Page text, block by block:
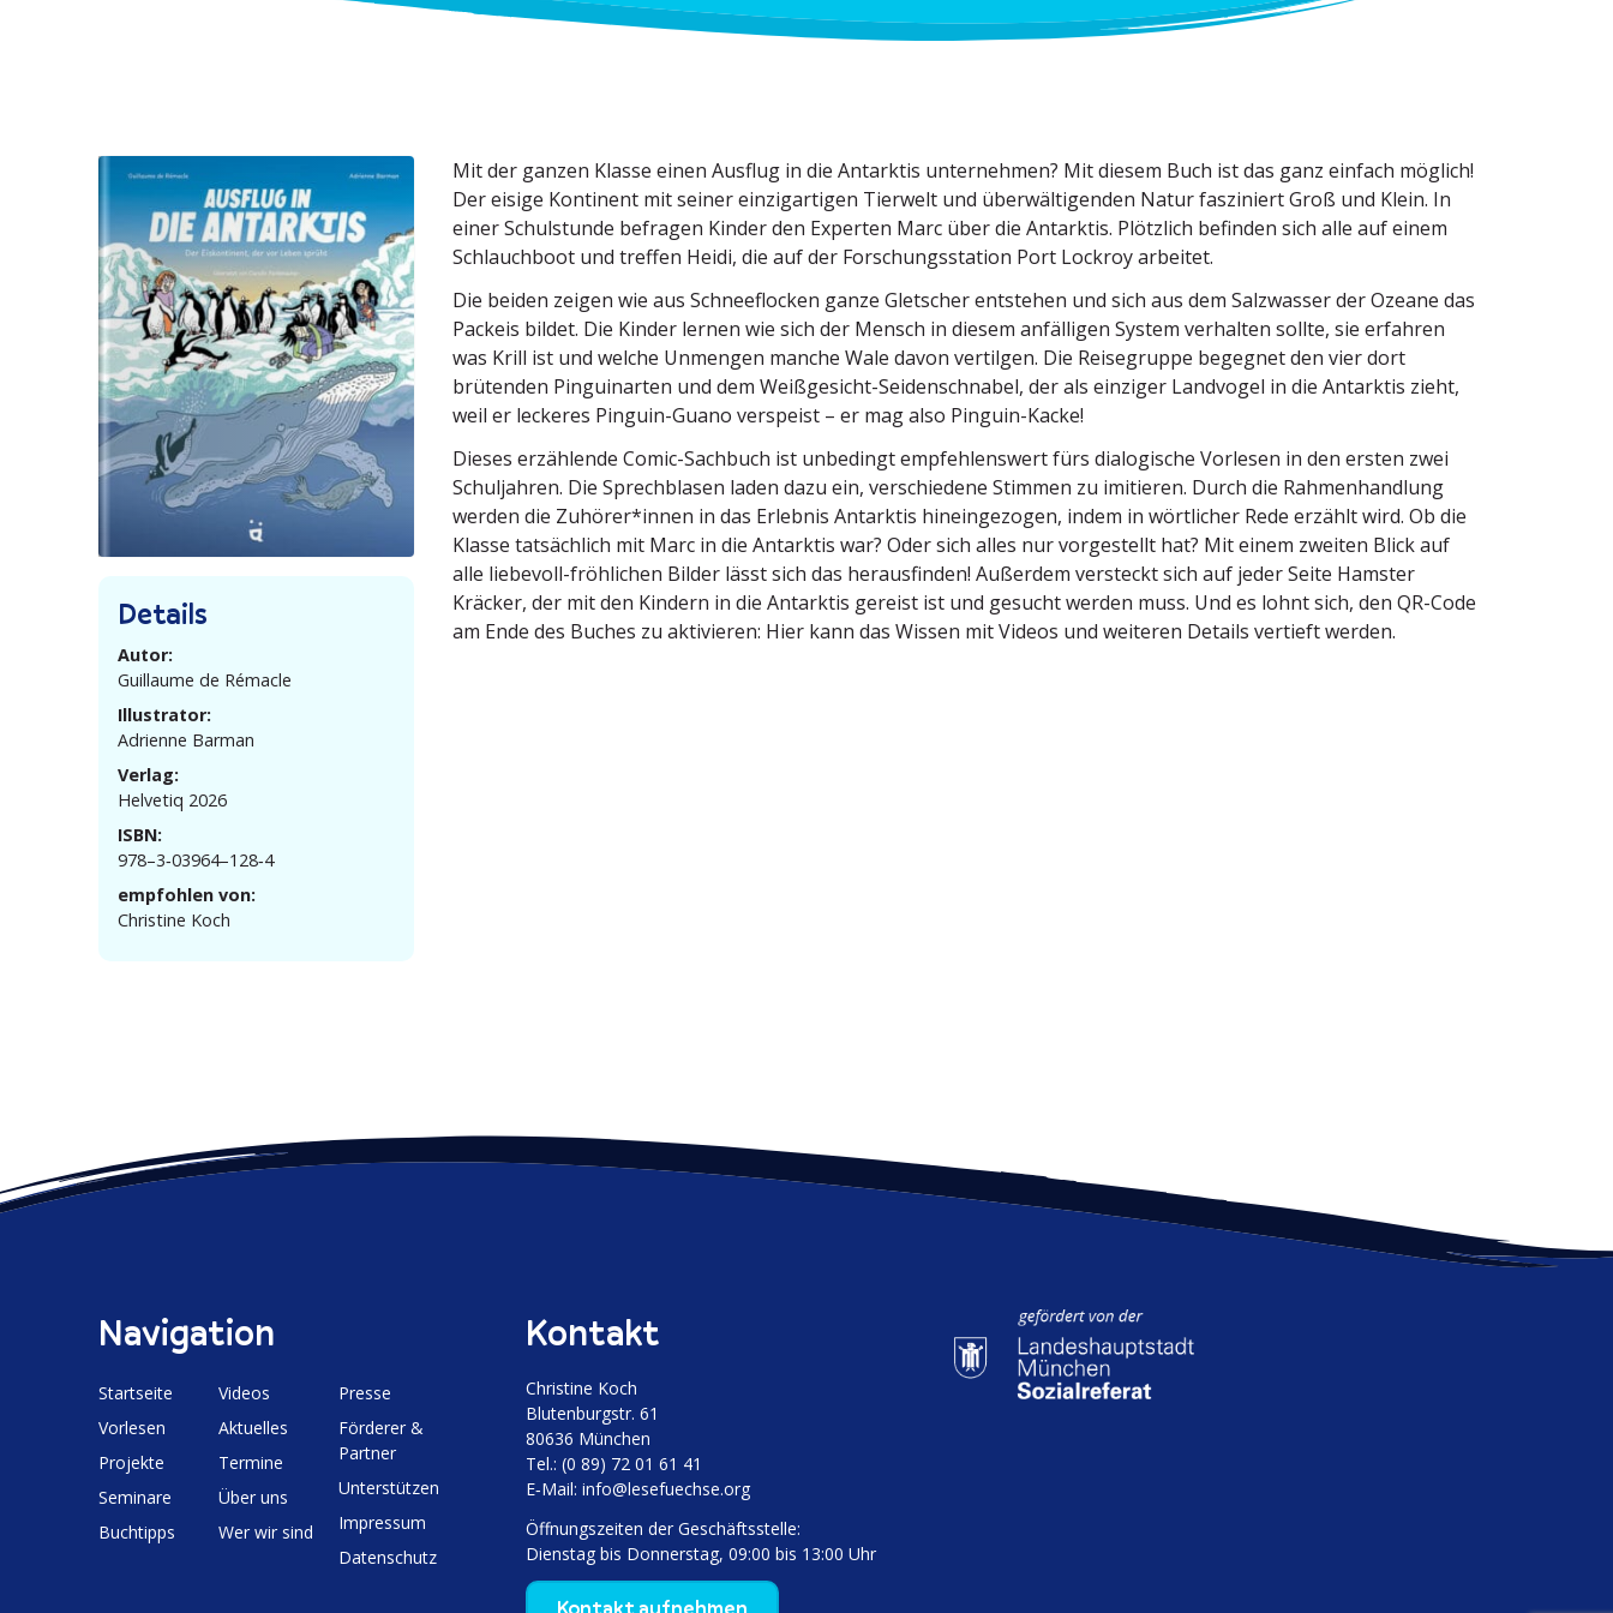
Details
Autor:
Guillaume de Rémacle
Illustrator:
Adrienne Barman
Verlag:
Helvetiq 2026
ISBN:
978–3‑03964–128‑4
empfohlen von:
Christine Koch
Mit der ganzen Klasse einen Ausflug in die Antarktis unter­nehmen? Mit diesem Buch ist das ganz einfach möglich!
Der eisige Kontinent mit seiner einzig­ar­tigen Tierwelt und überwäl­ti­genden Natur faszi­niert Groß und Klein. In
einer Schul­stunde befragen Kinder den Experten Marc über die Antarktis. Plötzlich befinden sich alle auf einem
Schlauchboot und treffen Heidi, die auf der Forschungs­station Port Lockroy arbeitet.
Die beiden zeigen wie aus Schnee­flocken ganze Gletscher entstehen und sich aus dem Salzwasser der Ozeane das
Packeis bildet. Die Kinder lernen wie sich der Mensch in diesem anfäl­ligen System verhalten sollte, sie erfahren
was Krill ist und welche Unmengen manche Wale davon vertilgen. Die Reise­gruppe begegnet den vier dort
brütenden Pinguin­arten und dem Weißge­sicht-Seiden­schnabel, der als einziger Landvogel in die Antarktis zieht,
weil er leckeres Pinguin-Guano verspeist – er mag also Pinguin-Kacke!
Dieses erzäh­lende Comic-Sachbuch ist unbedingt empfeh­lenswert fürs dialo­gische Vorlesen in den ersten zwei
Schul­jahren. Die Sprech­blasen laden dazu ein, verschiedene Stimmen zu imitieren. Durch die Rahmen­handlung
werden die Zuhörer*innen in das Erlebnis Antarktis hinein­ge­zogen, indem in wörtlicher Rede erzählt wird. Ob die
Klasse tatsächlich mit Marc in die Antarktis war? Oder sich alles nur vorge­stellt hat? Mit einem zweiten Blick auf
alle liebevoll-fröhlichen Bilder lässt sich das heraus­finden! Außerdem versteckt sich auf jeder Seite Hamster
Kräcker, der mit den Kindern in die Antarktis gereist ist und gesucht werden muss. Und es lohnt sich, den QR-Code
am Ende des Buches zu aktivieren: Hier kann das Wissen mit Videos und weiteren Details vertieft werden.
Navigation
Start­seite
Vorlesen
Projekte
Seminare
Buchtipps
Videos
Aktuelles
Termine
Über uns
Wer wir sind
Presse
Förderer &
Partner
Unter­stützen
Impressum
Daten­schutz
Kontakt
Christine Koch
Bluten­burgstr. 61
80636 München
Tel.: (0 89) 72 01 61 41
E‑Mail:info@lesefuechse.org
Öffnungs­zeiten der Geschäftsstelle:
Dienstag bis Donnerstag, 09:00 bis 13:00 Uhr